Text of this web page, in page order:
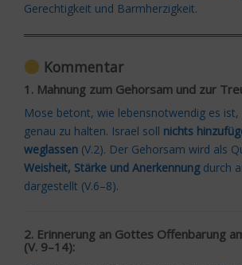
Gerechtigkeit und Barmherzigkeit.
Kommentar
1. Mahnung zum Gehorsam und zur
Mose betont, wie lebensnotwendig es
genau zu halten. Israel soll nichts
weglassen (V.2). Der Gehorsam wird als
Weisheit, Stärke und Anerkennungdurch
dargestellt (V.6–8).
2. Erinnerung an Gottes Offenbarung
(V. 9–14):